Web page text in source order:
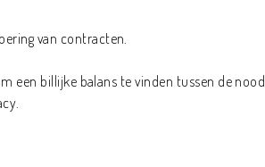
van contracten.
een billijke balans te vinden tussen de